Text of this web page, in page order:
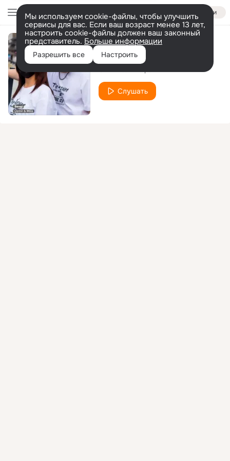
Войти
Мы используем cookie-файлы, чтобы улучшить
сервисы для вас. Если ваш возраст менее 13 лет,
настроить cookie-файлы должен ваш законный
представитель. Больше информации
Разрешить все Настроить
Ey ko’zlari qoram
Слушать